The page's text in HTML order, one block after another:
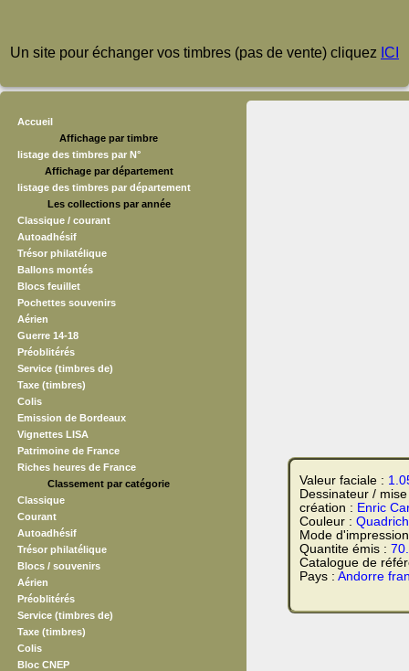
Un site pour échanger vos timbres (pas de vente) cliquez ICI
Accueil
Affichage par timbre
listage des timbres par N°
Affichage par département
listage des timbres par département
Les collections par année
Classique / courant
Autoadhésif
Trésor philatélique
Ballons montés
Blocs feuillet
Pochettes souvenirs
Aérien
Guerre 14-18
Préoblitérés
Service (timbres de)
Taxe (timbres)
Colis
Emission de Bordeaux
Vignettes LISA
Patrimoine de France
Riches heures de France
Classement par catégorie
Classique
Courant
Autoadhésif
Trésor philatélique
Blocs / souvenirs
Aérien
Préoblitérés
Service (timbres de)
Taxe (timbres)
Colis
Bloc CNEP
Valeur faciale :
Dessinateur /
création : Enric
Couleur :
Mode
Quantite émis :
Catalogue de
Pays : Andorre